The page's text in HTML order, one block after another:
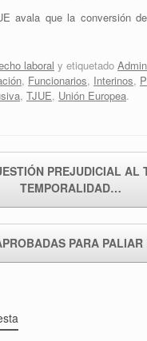
avala que la conversión
laboral y etiquetado
, Funcionarios, Interinos,
, TJUE, Unión Europea.
PREJUDICIAL AL
TEMPORALIDAD…
PARA